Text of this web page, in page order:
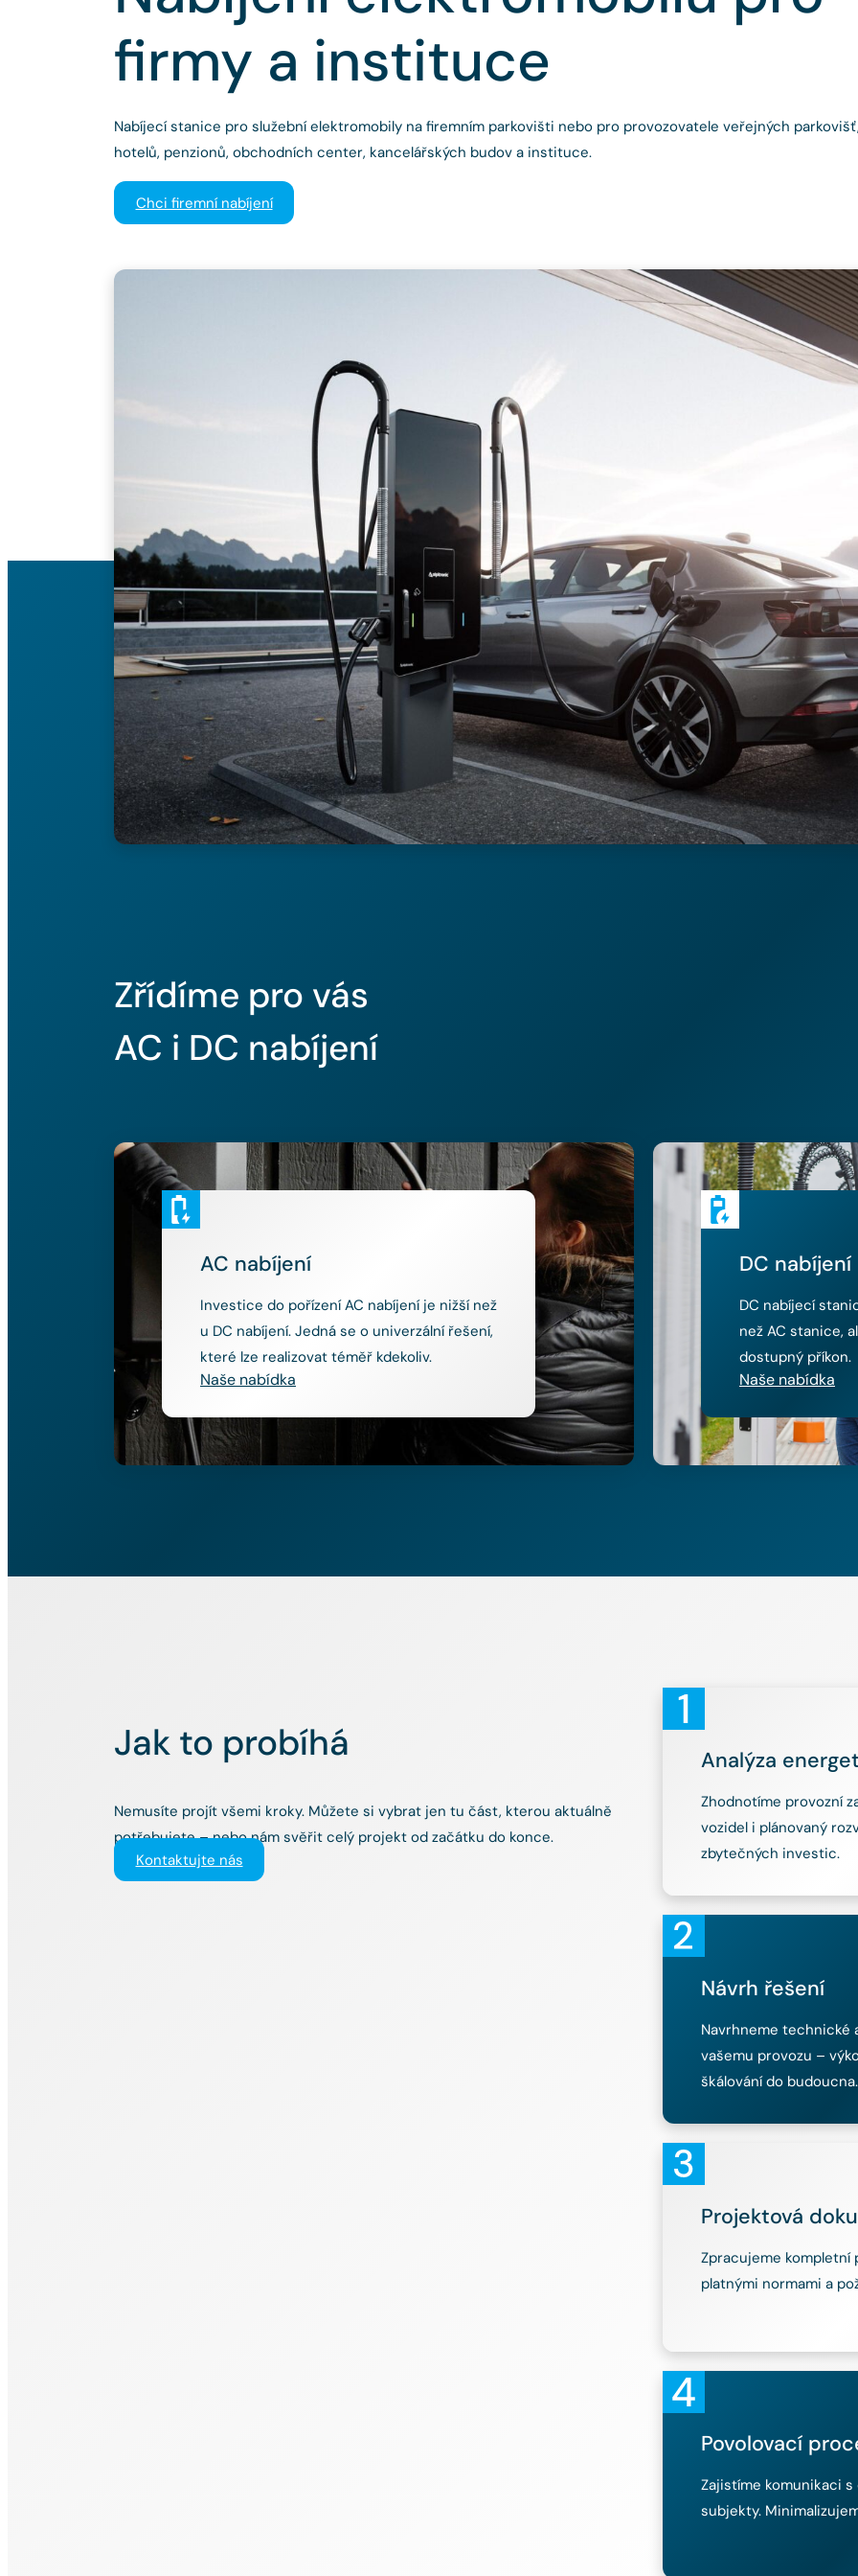
firmy a instituce
Nabíjecí stanice pro služební elektromobily na firemním parkovišti nebo pro provozovatele veřejných
hotelů, penzionů, obchodních center, kancelářských budov a instituce.
Chci firemní nabíjení
Zřídíme pro vás
AC i DC nabíjení
AC nabíjení
Investice do pořízení AC nabíjení je nižší než
u DC nabíjení. Jedná se o univerzální řešení,
které lze realizovat téměř kdekoliv.
Naše nabídka
DC nabíjení
DC nabíjecí
než AC stanice,
dostupný příkon.
Naše nabídka
Jak to probíhá
Nemusíte projít všemi kroky. Můžete si vybrat jen tu část, kterou aktuálně
potřebujete – nebo nám svěřit celý projekt od začátku do konce.
Kontaktujte nás
Analýza
Zhodnotíme provozní
vozidel i plánovaný
zbytečných investic.
Návrh řešení
Navrhneme technické
vašemu provozu –
škálování do budoucna.
Projektová
Zpracujeme
platnými normami a
Povolovací
Zajistíme komunikaci
subjekty.